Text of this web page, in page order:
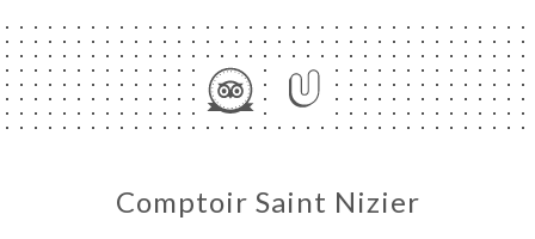
Comptoir Saint Nizier